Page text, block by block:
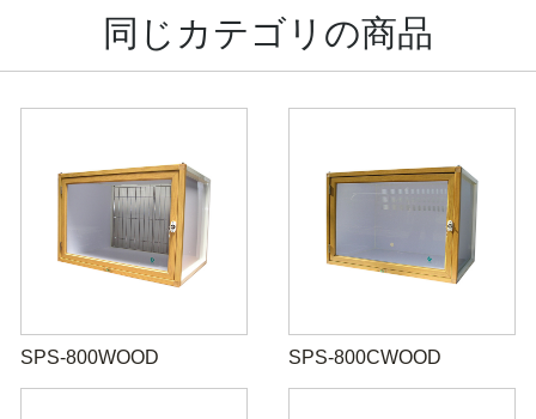
同じカテゴリの商品
SPS-800WOOD SPS-800CWOOD